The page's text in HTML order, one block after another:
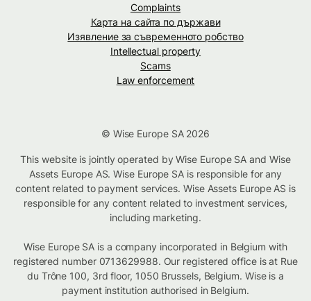
Complaints
Карта на сайта по държави
Изявление за съвременното робство
Intellectual property
Scams
Law enforcement
© Wise Europe SA 2026
This website is jointly operated by Wise Europe SA and Wise
Assets Europe AS. Wise Europe SA is responsible for any
content related to payment services. Wise Assets Europe AS is
responsible for any content related to investment services,
including marketing.
Wise Europe SA is a company incorporated in Belgium with
registered number 0713629988. Our registered office is at Rue
du Trône 100, 3rd floor, 1050 Brussels, Belgium. Wise is a
payment institution authorised in Belgium.